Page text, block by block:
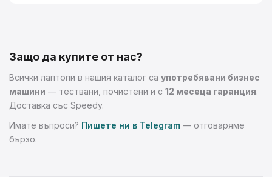
Защо да купите от нас?
Всички лаптопи в нашия каталог са употребявани бизнес
машини — тествани, почистени и с 12 месеца гаранция.
Доставка със Speedy.
Имате въпроси? Пишете ни в Telegram — отговаряме
бързо.